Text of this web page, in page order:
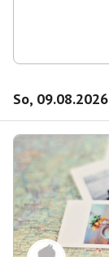
So, 09.08.2026